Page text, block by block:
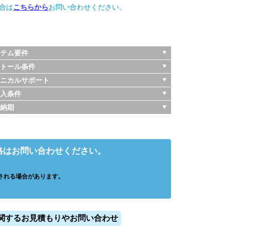
はこちらからお問い合わせください。
ム要件
ール条件
カルサポート
条件
納期
お問い合わせください。
る場合があります。
するお見積もりやお問い合わせ